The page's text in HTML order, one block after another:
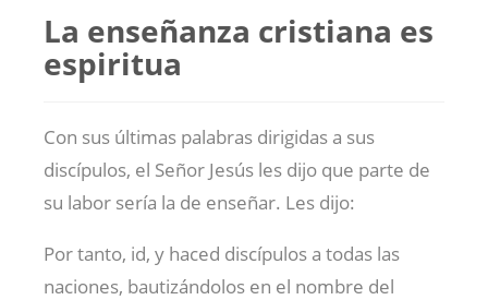
La enseñanza cristiana es
espiritua
Con sus últimas palabras dirigidas a sus
discípulos, el Señor Jesús les dijo que parte de
su labor sería la de enseñar. Les dijo:
Por tanto, id, y haced discípulos a todas las
naciones, bautizándolos en el nombre del